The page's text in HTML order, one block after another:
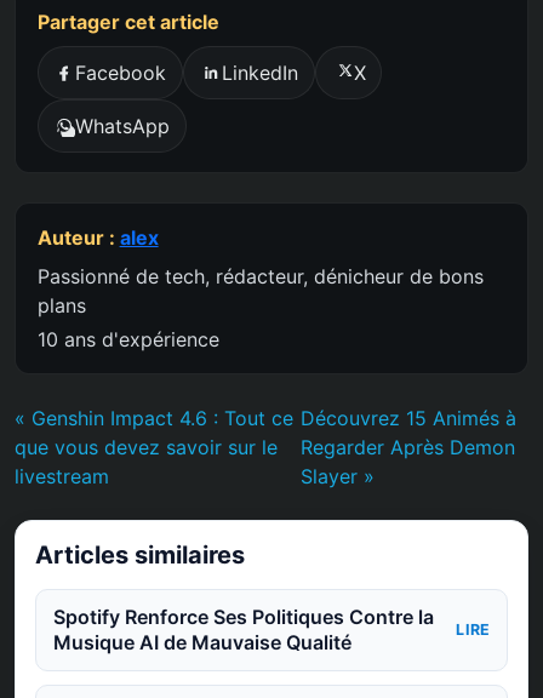
Partager cet article
Facebook LinkedIn X
WhatsApp
Auteur : alex
Passionné de tech, rédacteur, dénicheur de bons
plans
10 ans d'expérience
« Genshin Impact 4.6 : Tout ce
que vous devez savoir sur le
livestream
Découvrez 15 Animés à
Regarder Après Demon
Slayer »
Articles similaires
Spotify Renforce Ses Politiques Contre la
Musique AI de Mauvaise Qualité
LIRE